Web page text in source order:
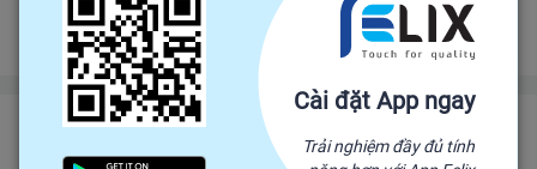
Đảm bảo gửi hàng đúng hạn
Chính sách hoàn tiền
Nhà Phân Phối Năng Lượng Xanh Felix
Đối tác trực tiếp của Felix, mang sản phẩm trực tiếp từ nhà sản xuất để đến
Cài đặt App ngay
Trải nghiệm đầy đủ tính